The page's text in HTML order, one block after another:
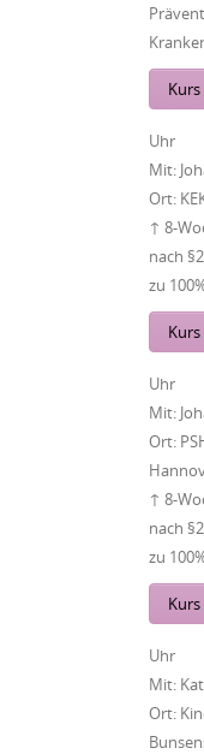
Uhr
Mit:
Ort:
↑ 8-
nach
zu
Uhr
Mit:
Ort:
↑ 8-
nach
zu
Uhr
Mit:
Ort: